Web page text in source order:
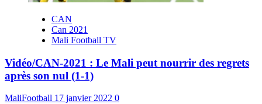
CAN
Can 2021
Mali Football TV
Vidéo/CAN-2021 : Le Mali peut nourrir des regrets
après son nul (1-1)
MaliFootball 17 janvier 2022 0